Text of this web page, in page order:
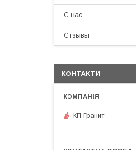
О нас
Отзывы
КОНТАКТИ
КП Гранит